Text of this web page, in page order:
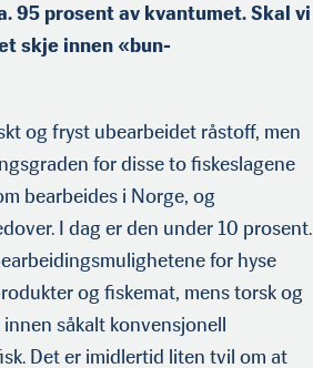
95 prosent av kvantumet. Skal vi
skje innen «bun­
og fryst ubearbeidet råstoff, men
for disse to fiskeslagene
bearbeides i Norge, og
I dag er den under 10 prosent.
for hyse
og fiskemat, mens torsk og
såkalt konvensjonell
Det er imidlertid liten tvil om at